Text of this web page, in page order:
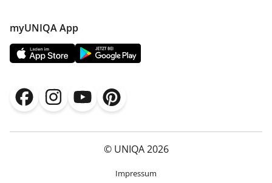
myUNIQA App
© UNIQA 2026
Impressum